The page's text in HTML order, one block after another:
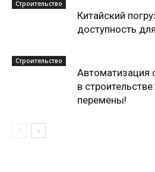
Строительство
Китайский
доступность
Строительство
Автоматизация
в
перемены!